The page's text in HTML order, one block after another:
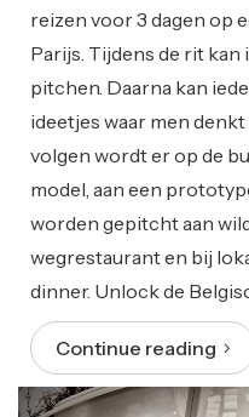
reizen voor 3 dagen op
Parijs. Tijdens de rit
pitchen. Daarna kan
ideetjes waar men
volgen wordt er op de
model, aan een
worden gepitcht aan
wegrestaurant en bij
dinner. Unlock de
Continue reading